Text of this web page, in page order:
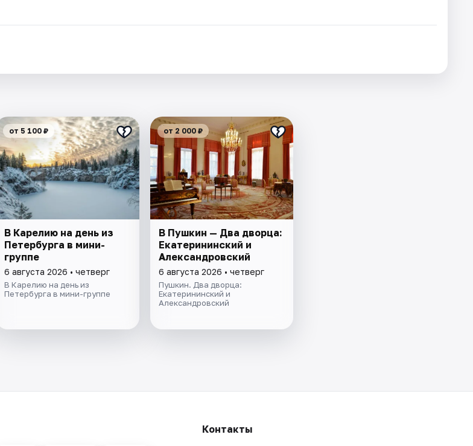
от 5 100 ₽
В Карелию на день из
Петербурга в мини-
группе
6 августа 2026 • четверг
В Карелию на день из
Петербурга в мини-группе
от 2 000 ₽
В Пушкин — Два дворца:
Екатерининский и
Александровский
6 августа 2026 • четверг
Пушкин. Два дворца:
Екатерининский и
Александровский
Контакты